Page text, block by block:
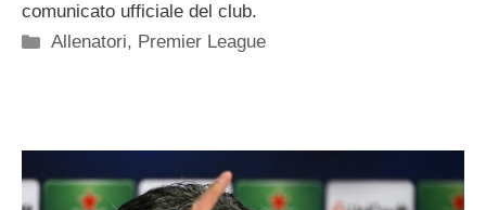
comunicato ufficiale del club.
Categorie
Allenatori, Premier League